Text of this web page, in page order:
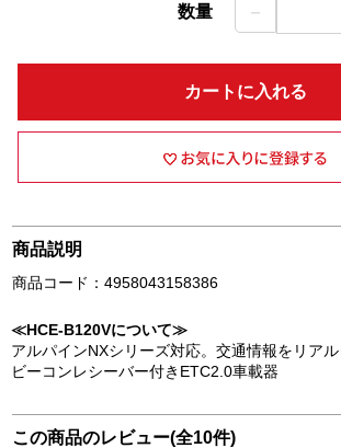
数量 －
カートに入れる
商品説明
商品コード：4958043158386
≪HCE-B120Vについて≫
アルパインNXシリーズ対応。交通情報をリア
ビーコンレシーバー付きETC2.0車載器
この商品のレビュー(全10件)